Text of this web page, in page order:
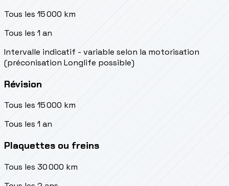
Tous les 15 000 km
Tous les 1 an
Intervalle indicatif - variable selon la motorisation
(préconisation Longlife possible)
Révision
Tous les 15 000 km
Tous les 1 an
Plaquettes ou freins
Tous les 30 000 km